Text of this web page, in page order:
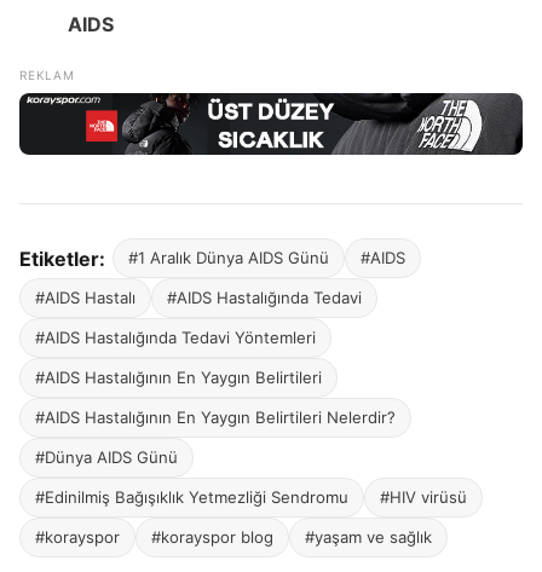
AIDS
Etiketler: #1 Aralık Dünya AIDS Günü #AIDS
#AIDS Hastalı #AIDS Hastalığında Tedavi
#AIDS Hastalığında Tedavi Yöntemleri
#AIDS Hastalığının En Yaygın Belirtileri
#AIDS Hastalığının En Yaygın Belirtileri Nelerdir?
#Dünya AIDS Günü
#Edinilmiş Bağışıklık Yetmezliği Sendromu #HIV virüsü
#korayspor #korayspor blog #yaşam ve sağlık